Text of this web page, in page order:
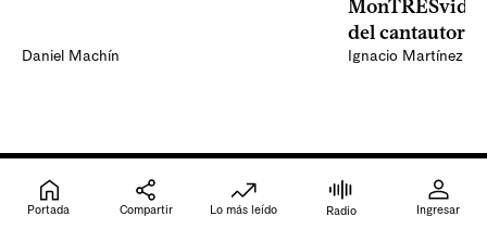
Daniel Machín
del cantautor
Ignacio Martínez
Portada Compartir Lo más leído Radio Ingresar